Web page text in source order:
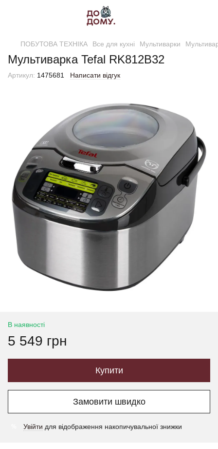
ПОБУТОВА ТЕХНІКА Все для кухні Мультиварки
Мультиварка Tefal RK812B32
Артикул: 1475681 Написати відгук
В наявності
5 549 грн
Купити
Замовити швидко
Увійти для відображення накопичувальної знижки